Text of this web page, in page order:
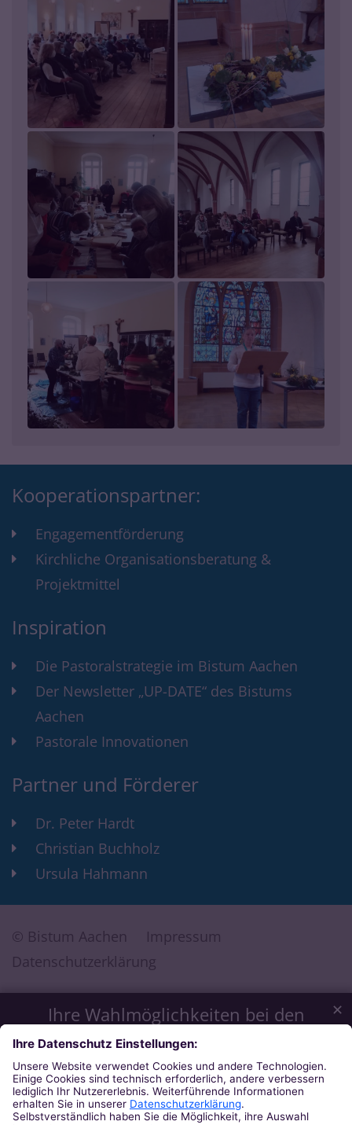
Ihre Wahlmöglichkeiten bei den
Einstellungen zum Datenschutz
Wir möchten Ihnen ein optimales Webseiten-Erlebnis bieten.
Dazu verwenden wir Cookies, die für das Funktionieren
unserer Website notwendig sind. Mit Ihrer Zustimmung
verwenden wir auch Cookies und andere Technologien, die
zur Anzeige externer Inhalte (Videos über Youtube, Audios
✕
Kooperationspartner:
Engagementförderung
Kirchliche Organisationsberatung &
Projektmittel
Inspiration
Die Pastoralstrategie im Bistum Aachen
Der Newsletter „UP-DATE“ des Bistums
Aachen
Pastorale Innovationen
Partner und Förderer
Dr. Peter Hardt
Christian Buchholz
Ursula Hahmann
© Bistum Aachen
Impressum
Datenschutzerklärung